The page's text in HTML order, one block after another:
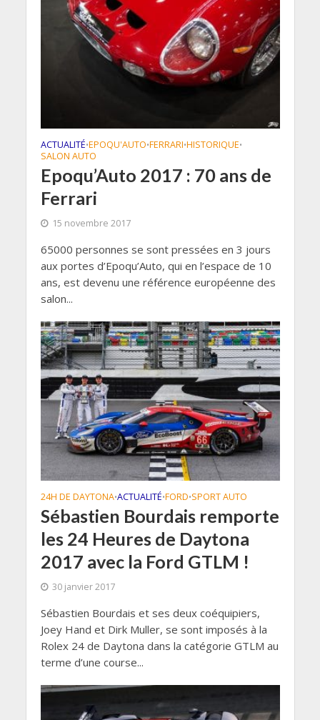
ACTUALITÉ•EPOQU'AUTO•FERRARI•HISTORIQUE•
SALON AUTO
Epoqu’Auto 2017 : 70 ans de
Ferrari
15 novembre 2017
65000 personnes se sont pressées en 3 jours
aux portes d’Epoqu’Auto, qui en l’espace de 10
ans, est devenu une référence européenne des
salon...
24H DE DAYTONA•ACTUALITÉ•FORD•SPORT AUTO
Sébastien Bourdais remporte
les 24 Heures de Daytona
2017 avec la Ford GTLM !
30 janvier 2017
Sébastien Bourdais et ses deux coéquipiers,
Joey Hand et Dirk Muller, se sont imposés à la
Rolex 24 de Daytona dans la catégorie GTLM au
terme d’une course...